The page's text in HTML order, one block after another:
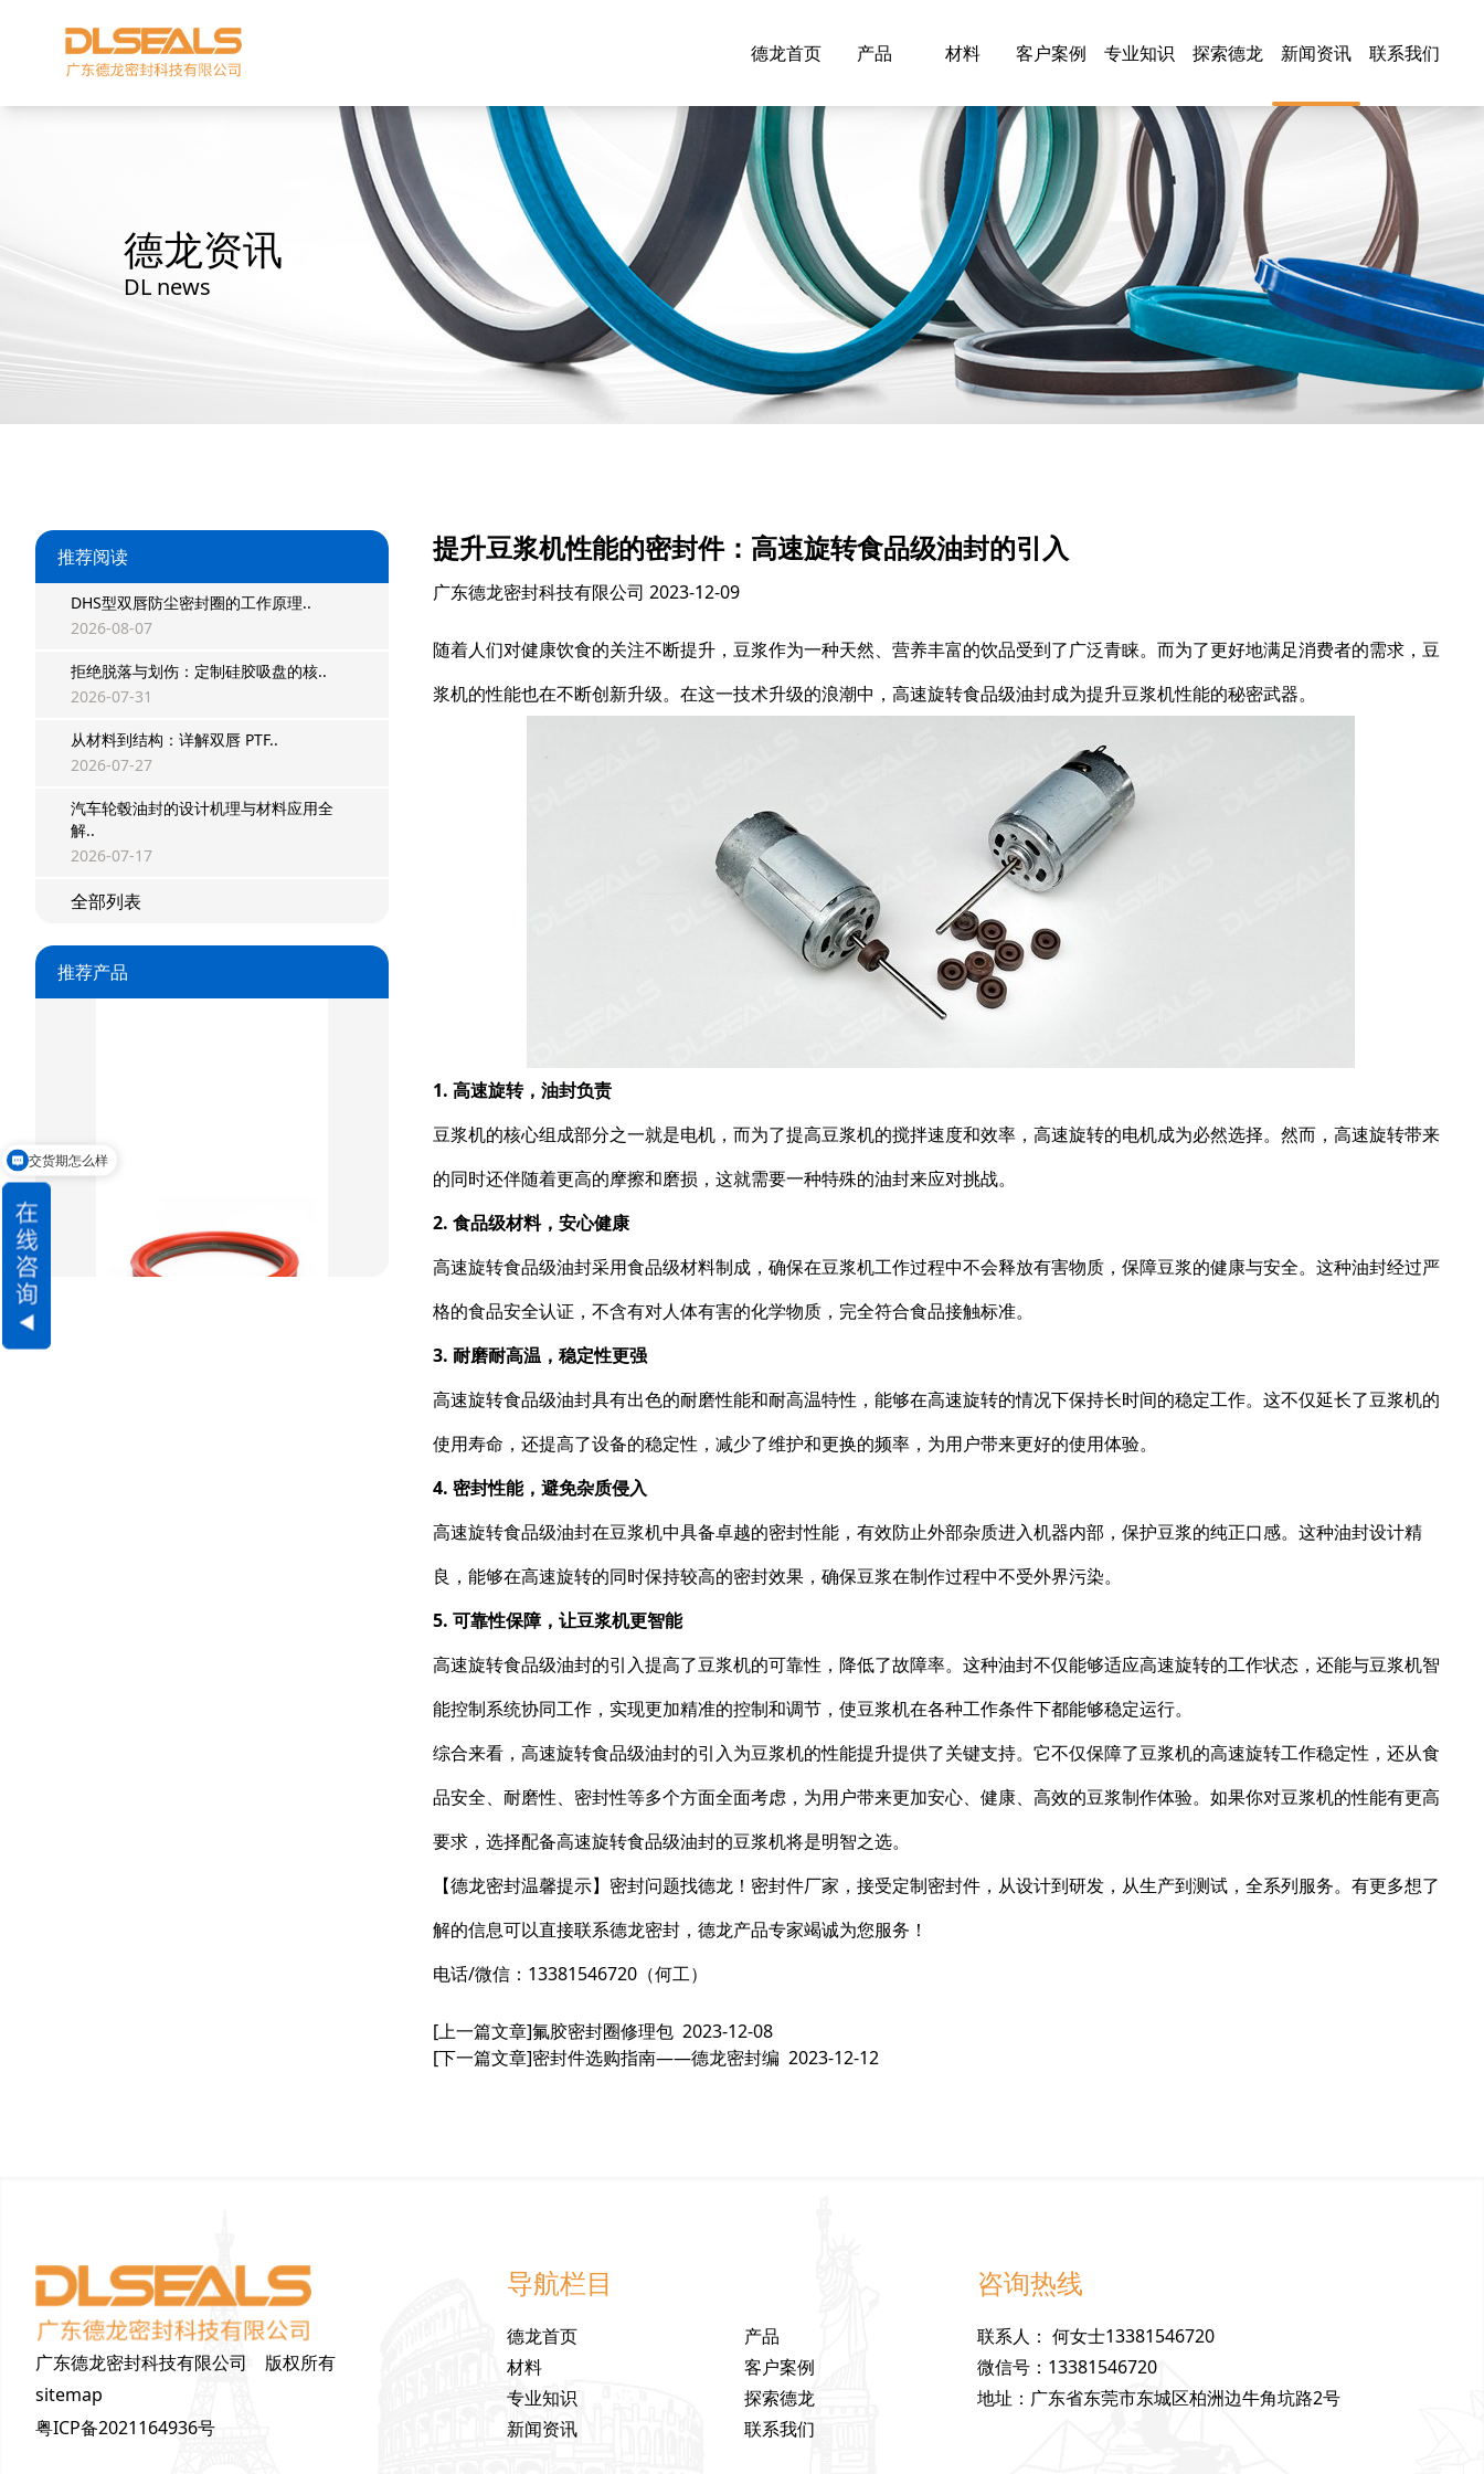
德龙首页 产品 材料 客户案例 专业知识 探索德龙 新闻资讯 联系我们
德龙资讯
DL news
推荐阅读
DHS型双唇防尘密封圈的工作原理..
2026-08-07
拒绝脱落与划伤：定制硅胶吸盘的核..
2026-07-31
从材料到结构：详解双唇 PTF..
2026-07-27
汽车轮毂油封的设计机理与材料应用全
解..
2026-07-17
全部列表
推荐产品
星型双O组合
双唇同轴密封
组合密封
星型双O组合
提升豆浆机性能的密封件：高速旋转食品级油封的引入
广东德龙密封科技有限公司 2023-12-09
随着人们对健康饮食的关注不断提升，豆浆作为一种天然、营养丰富的饮品受到了广泛青睐。而为了更好地满足消费者的需求，豆
浆机的性能也在不断创新升级。在这一技术升级的浪潮中，高速旋转食品级油封成为提升豆浆机性能的秘密武器。
1. 高速旋转，油封负责
豆浆机的核心组成部分之一就是电机，而为了提高豆浆机的搅拌速度和效率，高速旋转的电机成为必然选择。然而，高速旋转带来
的同时还伴随着更高的摩擦和磨损，这就需要一种特殊的油封来应对挑战。
2. 食品级材料，安心健康
高速旋转食品级油封采用食品级材料制成，确保在豆浆机工作过程中不会释放有害物质，保障豆浆的健康与安全。这种油封经过严
格的食品安全认证，不含有对人体有害的化学物质，完全符合食品接触标准。
3. 耐磨耐高温，稳定性更强
高速旋转食品级油封具有出色的耐磨性能和耐高温特性，能够在高速旋转的情况下保持长时间的稳定工作。这不仅延长了豆浆机的
使用寿命，还提高了设备的稳定性，减少了维护和更换的频率，为用户带来更好的使用体验。
4. 密封性能，避免杂质侵入
高速旋转食品级油封在豆浆机中具备卓越的密封性能，有效防止外部杂质进入机器内部，保护豆浆的纯正口感。这种油封设计精
良，能够在高速旋转的同时保持较高的密封效果，确保豆浆在制作过程中不受外界污染。
5. 可靠性保障，让豆浆机更智能
高速旋转食品级油封的引入提高了豆浆机的可靠性，降低了故障率。这种油封不仅能够适应高速旋转的工作状态，还能与豆浆机智
能控制系统协同工作，实现更加精准的控制和调节，使豆浆机在各种工作条件下都能够稳定运行。
综合来看，高速旋转食品级油封的引入为豆浆机的性能提升提供了关键支持。它不仅保障了豆浆机的高速旋转工作稳定性，还从食
品安全、耐磨性、密封性等多个方面全面考虑，为用户带来更加安心、健康、高效的豆浆制作体验。如果你对豆浆机的性能有更高
要求，选择配备高速旋转食品级油封的豆浆机将是明智之选。
【德龙密封温馨提示】密封问题找德龙！密封件厂家，接受定制密封件，从设计到研发，从生产到测试，全系列服务。有更多想了
解的信息可以直接联系德龙密封，德龙产品专家竭诚为您服务！
电话/微信：13381546720（何工）
[上一篇文章]氟胶密封圈修理包 2023-12-08
[下一篇文章]密封件选购指南——德龙密封编 2023-12-12
广东德龙密封科技有限公司 版权所有
sitemap
粤ICP备2021164936号
导航栏目
德龙首页
产品
材料
客户案例
专业知识
探索德龙
新闻资讯
联系我们
咨询热线
联系人 ：何女士13381546720
微信号 ： 13381546720
地址 ： 广东省东莞市东城区柏洲边牛角坑路2号
交货期怎么样